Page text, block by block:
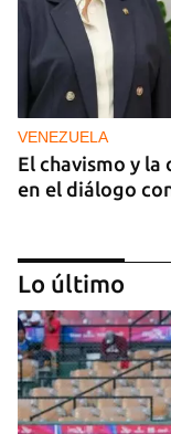
VENEZUELA
El chavismo y
en el diálogo
Lo último